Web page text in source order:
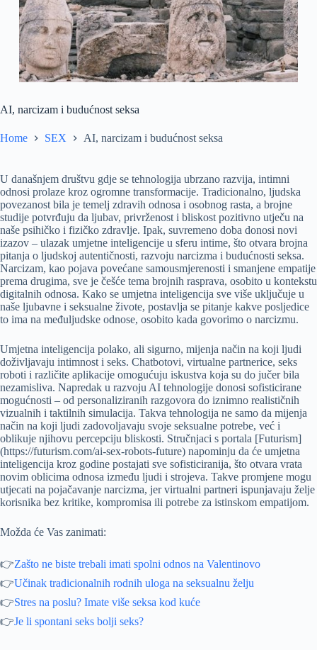
AI, narcizam i budućnost seksa
Home SEX AI, narcizam i budućnost seksa
U današnjem društvu gdje se tehnologija ubrzano razvija, intimni
odnosi prolaze kroz ogromne transformacije. Tradicionalno, ljudska
povezanost bila je temelj zdravih odnosa i osobnog rasta, a brojne
studije potvrđuju da ljubav, privrženost i bliskost pozitivno utječu na
naše psihičko i fizičko zdravlje. Ipak, suvremeno doba donosi novi
izazov – ulazak umjetne inteligencije u sferu intime, što otvara brojna
pitanja o ljudskoj autentičnosti, razvoju narcizma i budućnosti seksa.
Narcizam, kao pojava povećane samousmjerenosti i smanjene empatije
prema drugima, sve je češće tema brojnih rasprava, osobito u kontekstu
digitalnih odnosa. Kako se umjetna inteligencija sve više uključuje u
naše ljubavne i seksualne živote, postavlja se pitanje kakve posljedice
to ima na međuljudske odnose, osobito kada govorimo o narcizmu.
Umjetna inteligencija polako, ali sigurno, mijenja način na koji ljudi
doživljavaju intimnost i seks. Chatbotovi, virtualne partnerice, seks
roboti i različite aplikacije omogućuju iskustva koja su do jučer bila
nezamisliva. Napredak u razvoju AI tehnologije donosi sofisticirane
mogućnosti – od personaliziranih razgovora do iznimno realističnih
vizualnih i taktilnih simulacija. Takva tehnologija ne samo da mijenja
način na koji ljudi zadovoljavaju svoje seksualne potrebe, već i
oblikuje njihovu percepciju bliskosti. Stručnjaci s portala [Futurism]
(https://futurism.com/ai-sex-robots-future) napominju da će umjetna
inteligencija kroz godine postajati sve sofisticiranija, što otvara vrata
novim oblicima odnosa između ljudi i strojeva. Takve promjene mogu
utjecati na pojačavanje narcizma, jer virtualni partneri ispunjavaju želje
korisnika bez kritike, kompromisa ili potrebe za istinskom empatijom.
Možda će Vas zanimati:
👉Zašto ne biste trebali imati spolni odnos na Valentinovo
👉Učinak tradicionalnih rodnih uloga na seksualnu želju
👉Stres na poslu? Imate više seksa kod kuće
👉Je li spontani seks bolji seks?